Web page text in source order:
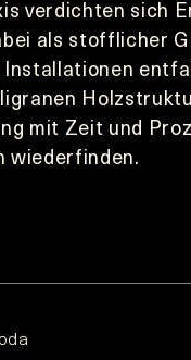
verdichten sich
als stofflicher
mit Zeit und
wiederfinden.